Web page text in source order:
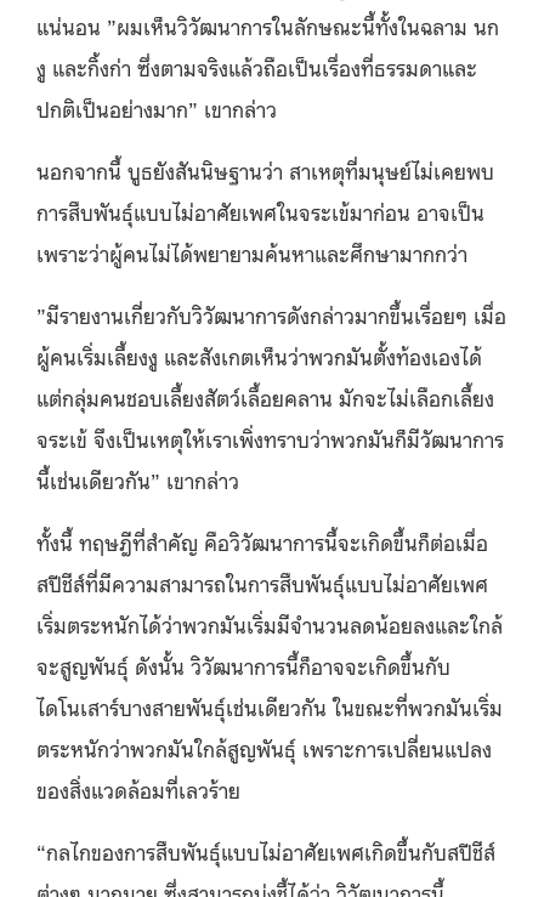
แน่นอน ”ผมเห็นวิวัฒนาการในลักษณะนี้ทั้งในฉลาม นก
งู และกิ้งก่า ซึ่งตามจริงแล้วถือเป็นเรื่องที่ธรรมดาและ
ปกติเป็นอย่างมาก” เขากล่าว
นอกจากนี้ บูธยังสันนิษฐานว่า สาเหตุที่มนุษย์ไม่เคยพบ
การสืบพันธุ์แบบไม่อาศัยเพศในจระเข้มาก่อน อาจเป็น
เพราะว่าผู้คนไม่ได้พยายามค้นหาและศึกษามากกว่า
”มีรายงานเกี่ยวกับวิวัฒนาการดังกล่าวมากขึ้นเรื่อยๆ เมื่อ
ผู้คนเริ่มเลี้ยงงู และสังเกตเห็นว่าพวกมันตั้งท้องเองได้
แต่กลุ่มคนชอบเลี้ยงสัตว์เลื้อยคลาน มักจะไม่เลือกเลี้ยง
จระเข้ จึงเป็นเหตุให้เราเพิ่งทราบว่าพวกมันก็มีวัฒนาการ
นี้เช่นเดียวกัน” เขากล่าว
ทั้งนี้ ทฤษฎีที่สำคัญ คือวิวัฒนาการนี้จะเกิดขึ้นก็ต่อเมื่อ
สปีชีส์ที่มีความสามารถในการสืบพันธุ์แบบไม่อาศัยเพศ
เริ่มตระหนักได้ว่าพวกมันเริ่มมีจำนวนลดน้อยลงและใกล้
จะสูญพันธุ์ ดังนั้น วิวัฒนาการนี้ก็อาจจะเกิดขึ้นกับ
ไดโนเสาร์บางสายพันธุ์เช่นเดียวกัน ในขณะที่พวกมันเริ่ม
ตระหนักว่าพวกมันใกล้สูญพันธุ์ เพราะการเปลี่ยนแปลง
ของสิ่งแวดล้อมที่เลวร้าย
“กลไกของการสืบพันธุ์แบบไม่อาศัยเพศเกิดขึ้นกับสปีชีส์